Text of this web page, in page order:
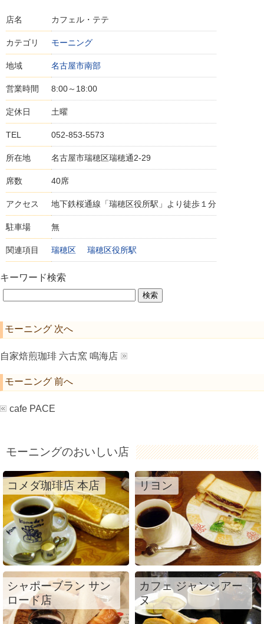
店名 カフェル・テテ
カテゴリ モーニング
地域 名古屋市南部
営業時間 8:00～18:00
定休日 土曜
TEL 052-853-5573
所在地 名古屋市瑞穂区瑞穂通2-29
席数 40席
アクセス 地下鉄桜通線「瑞穂区役所駅」より徒歩１分
駐車場 無
関連項目 瑞穂区 瑞穂区役所駅
キーワード検索
モーニング 次へ
自家焙煎珈琲 六古窯 鳴海店
モーニング 前へ
cafe PACE
モーニングのおいしい店
コメダ珈琲店 本店 リヨン
シャポーブラン サン
ロード店
カフェ ジャンシアー
ヌ